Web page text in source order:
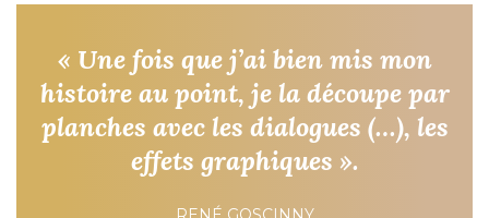
« Une fois que j’ai bien mis mon
histoire au point, je la découpe par
planches avec les dialogues (…), les
effets graphiques ».